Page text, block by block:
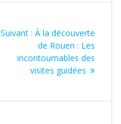
Suivant : Article
suivant
:
À la découverte
de Rouen : Les
incontournables des
visites guidées